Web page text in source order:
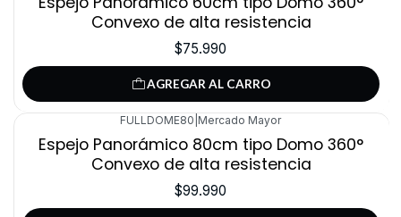
Convexo de alta resistencia
$75.990
AGREGAR AL CARRO
FULLDOME80 Mercado Mayor
Espejo Panorámico 80cm tipo Domo 360°
Convexo de alta resistencia
$99.990